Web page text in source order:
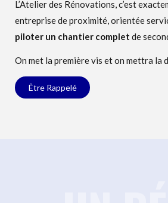
L’Atelier des Rénovations, c’est
entreprise de proximité, orientée
piloter un chantier complet de
On met la première vis et on mettra la
Être Rappelé